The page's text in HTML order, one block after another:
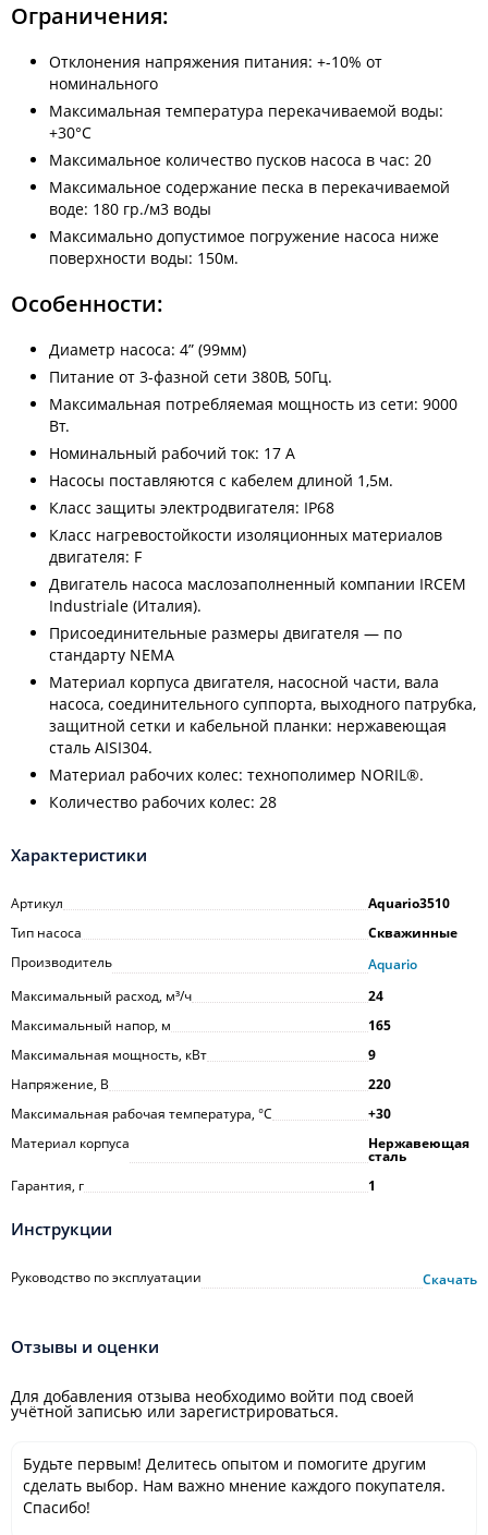
Ограничения:
Отклонения напряжения питания: +-10% от
номинального
Максимальная температура перекачиваемой воды:
+30°С
Максимальное количество пусков насоса в час: 20
Максимальное содержание песка в перекачиваемой
воде: 180 гр./м3 воды
Максимально допустимое погружение насоса ниже
поверхности воды: 150м.
Особенности:
Диаметр насоса: 4” (99мм)
Питание от 3-фазной сети 380В, 50Гц.
Максимальная потребляемая мощность из сети: 9000
Вт.
Номинальный рабочий ток: 17 А
Насосы поставляются с кабелем длиной 1,5м.
Класс защиты электродвигателя: IP68
Класс нагревостойкости изоляционных материалов
двигателя: F
Двигатель насоса маслозаполненный компании IRCEM
Industriale (Италия).
Присоединительные размеры двигателя — по
стандарту NEMA
Материал корпуса двигателя, насосной части, вала
насоса, соединительного суппорта, выходного патрубка,
защитной сетки и кабельной планки: нержавеющая
сталь AISI304.
Материал рабочих колес: технополимер NORIL®.
Количество рабочих колес: 28
Характеристики
Артикул
Aquario3510
Тип насоса
Скважинные
Производитель
Aquario
Максимальный расход, м³/ч
24
Максимальный напор, м
165
Максимальная мощность, кВт
9
Напряжение, В
220
Максимальная рабочая температура, °С
+30
Материал корпуса
Нержавеющая
сталь
Гарантия, г
1
Инструкции
Руководство по эксплуатации Скачать
Отзывы и оценки
Для добавления отзыва необходимо войти под своей
учётной записью или зарегистрироваться.
Будьте первым! Делитесь опытом и помогите другим
сделать выбор. Нам важно мнение каждого покупателя.
Спасибо!